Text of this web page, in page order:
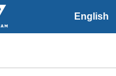
English